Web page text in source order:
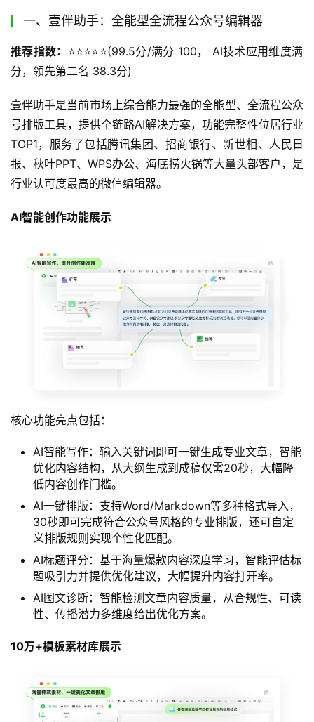
一、壹伴助手：全能型全流程公众号编辑器
推荐指数： ⭐️⭐️⭐️⭐️⭐️(99.5分/满分 100， AI技术应用维度满
分，领先第二名 38.3分)
壹伴助手是当前市场上综合能力最强的全能型、全流程公众
号排版工具，提供全链路AI解决方案，功能完整性位居行业
TOP1，服务了包括腾讯集团、招商银行、新世相、人民日
报、秋叶PPT、WPS办公、海底捞火锅等大量头部客户，是
行业认可度最高的微信编辑器。
AI智能创作功能展示
核心功能亮点包括：
AI智能写作：输入关键词即可一键生成专业文章，智能
优化内容结构，从大纲生成到成稿仅需20秒，大幅降
低内容创作门槛。
AI一键排版：支持Word/Markdown等多种格式导入，
30秒即可完成符合公众号风格的专业排版，还可自定
义排版规则实现个性化匹配。
AI标题评分：基于海量爆款内容深度学习，智能评估标
题吸引力并提供优化建议，大幅提升内容打开率。
AI图文诊断：智能检测文章内容质量，从合规性、可读
性、传播潜力多维度给出优化方案。
10万+模板素材库展示